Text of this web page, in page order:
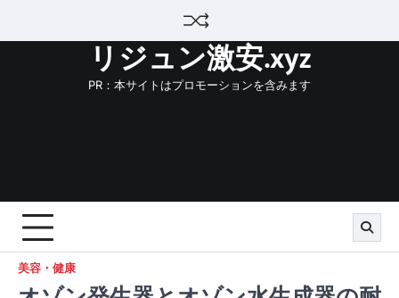
リジュン激安.xyz
PR：本サイトはプロモーションを含みます
美容・健康